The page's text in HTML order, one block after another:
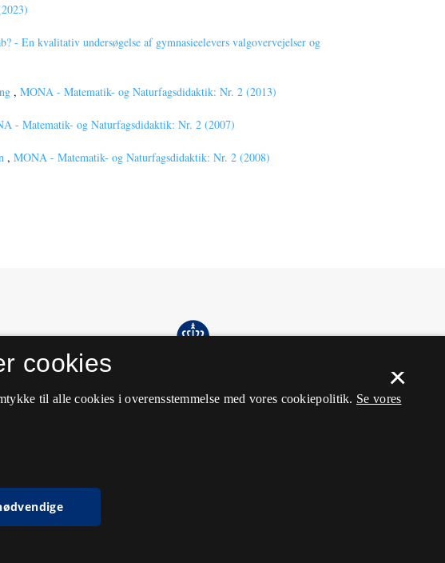
- En kvalitativ undersøgelse af gymnasieelevers valgovervejelser og
, MONA - Matematik- og Naturfagsdidaktik: Nr. 2 (2013)
- Matematik- og Naturfagsdidaktik: Nr. 2 (2007)
, MONA - Matematik- og Naturfagsdidaktik: Nr. 2 (2008)
×
cookies
til alle cookies i overensstemmelse med vores cookiepolitik. Se vores